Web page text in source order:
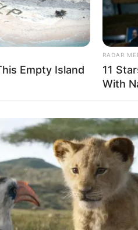
Empty Island
RADAR
11
With